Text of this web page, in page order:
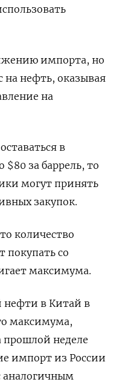
импорта, но
на нефть, оказывая
на
в
за баррель, то
могут принять
закупок.
количество
со
максимума.
нефти в Китай в
максимума,
прошлой неделе
импорт из России
аналогичным